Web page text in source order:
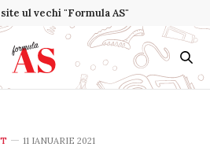
ul vechi "Formula AS"
11 IANUARIE 2021